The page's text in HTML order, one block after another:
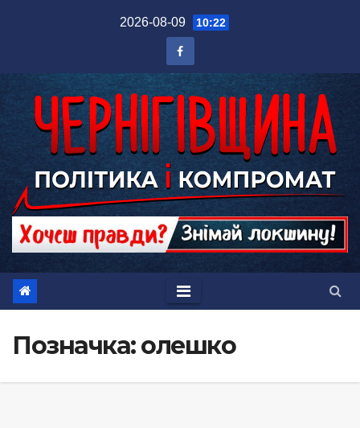
2026-08-09 10:22
Позначка:олешко